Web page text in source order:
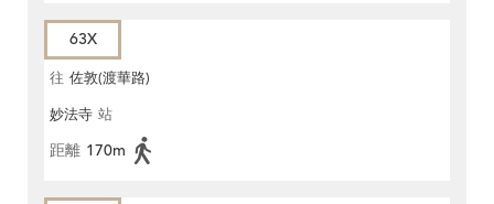
63X
往 佐敦(渡華路)
妙法寺 站
距離 170m